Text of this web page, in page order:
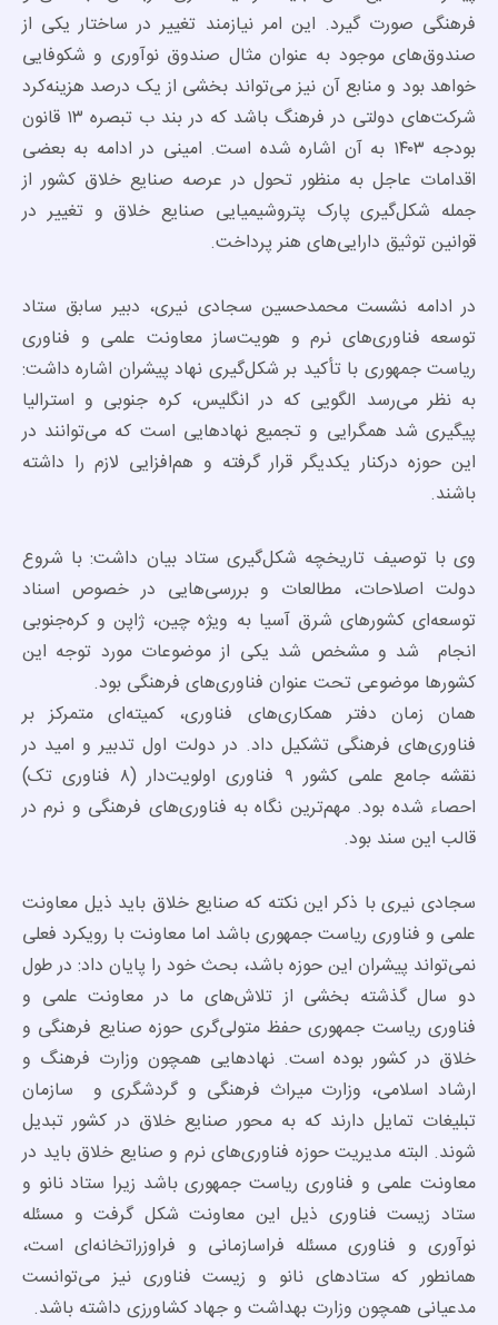
فرهنگی صورت گیرد. این امر نیازمند تغییر در ساختار یکی از
صندوق‌های موجود به عنوان مثال صندوق نوآوری و شکوفایی
خواهد بود و منابع آن نیز می‌تواند بخشی از یک درصد هزینه‌کرد
شرکت‌های دولتی در فرهنگ باشد که در بند ب تبصره ۱۳ قانون
بودجه ۱۴۰۳ به آن اشاره شده است. امینی در ادامه به بعضی
اقدامات عاجل به منظور تحول در عرصه صنایع خلاق کشور از
جمله شکل‌گیری پارک پتروشیمیایی صنایع خلاق و تغییر در
قوانین توثیق دارایی‌های هنر پرداخت.
در ادامه نشست محمدحسین سجادی نیری، دبیر سابق ستاد
توسعه فناوری‌های نرم و هویت‌ساز معاونت علمی و فناوری
ریاست جمهوری با تأکید بر شکل‌گیری نهاد پیشران اشاره داشت:
به نظر می‌رسد الگویی که در انگلیس، کره جنوبی و استرالیا
پیگیری شد همگرایی و تجمیع نهادهایی است که می‌توانند در
این حوزه درکنار یکدیگر قرار گرفته و هم‌افزایی لازم را داشته
باشند.
وی با توصیف تاریخچه شکل‌گیری ستاد بیان داشت: با شروع
دولت اصلاحات، مطالعات و بررسی‌هایی در خصوص اسناد
توسعه‌ای کشورهای شرق آسیا به ویژه چین، ژاپن و کره‌جنوبی
انجام شد و مشخص شد یکی از موضوعات مورد توجه این
کشورها موضوعی تحت عنوان فناوری‌های فرهنگی بود.
همان زمان دفتر همکاری‌های فناوری، کمیته‌ای متمرکز بر
فناوری‌های فرهنگی تشکیل داد. در دولت اول تدبیر و امید در
نقشه جامع علمی کشور ۹ فناوری اولویت‌دار (۸ فناوری تک)
احصاء شده بود. مهم‌ترین نگاه به فناوری‌های فرهنگی و نرم در
قالب این سند بود.
سجادی نیری با ذکر این نکته که صنایع خلاق باید ذیل معاونت
علمی و فناوری ریاست جمهوری باشد اما معاونت با رویکرد فعلی
نمی‌تواند پیشران این حوزه باشد، بحث خود را پایان داد: در طول
دو سال گذشته بخشی از تلاش‌های ما در معاونت علمی و
فناوری ریاست جمهوری حفظ متولی‌گری حوزه صنایع فرهنگی و
خلاق در کشور بوده است. نهادهایی همچون وزارت فرهنگ و
ارشاد اسلامی، وزارت میراث فرهنگی و گردشگری و سازمان
تبلیغات تمایل دارند که به محور صنایع خلاق در کشور تبدیل
شوند. البته مدیریت حوزه فناوری‌های نرم و صنایع خلاق باید در
معاونت علمی و فناوری ریاست جمهوری باشد زیرا ستاد نانو و
ستاد زیست فناوری ذیل این معاونت شکل گرفت و مسئله
نوآوری و فناوری مسئله فراسازمانی و فراوزراتخانه‌ای است،
همانطور که ستادهای نانو و زیست فناوری نیز می‌توانست
مدعیانی همچون وزارت بهداشت و جهاد کشاورزی داشته باشد.